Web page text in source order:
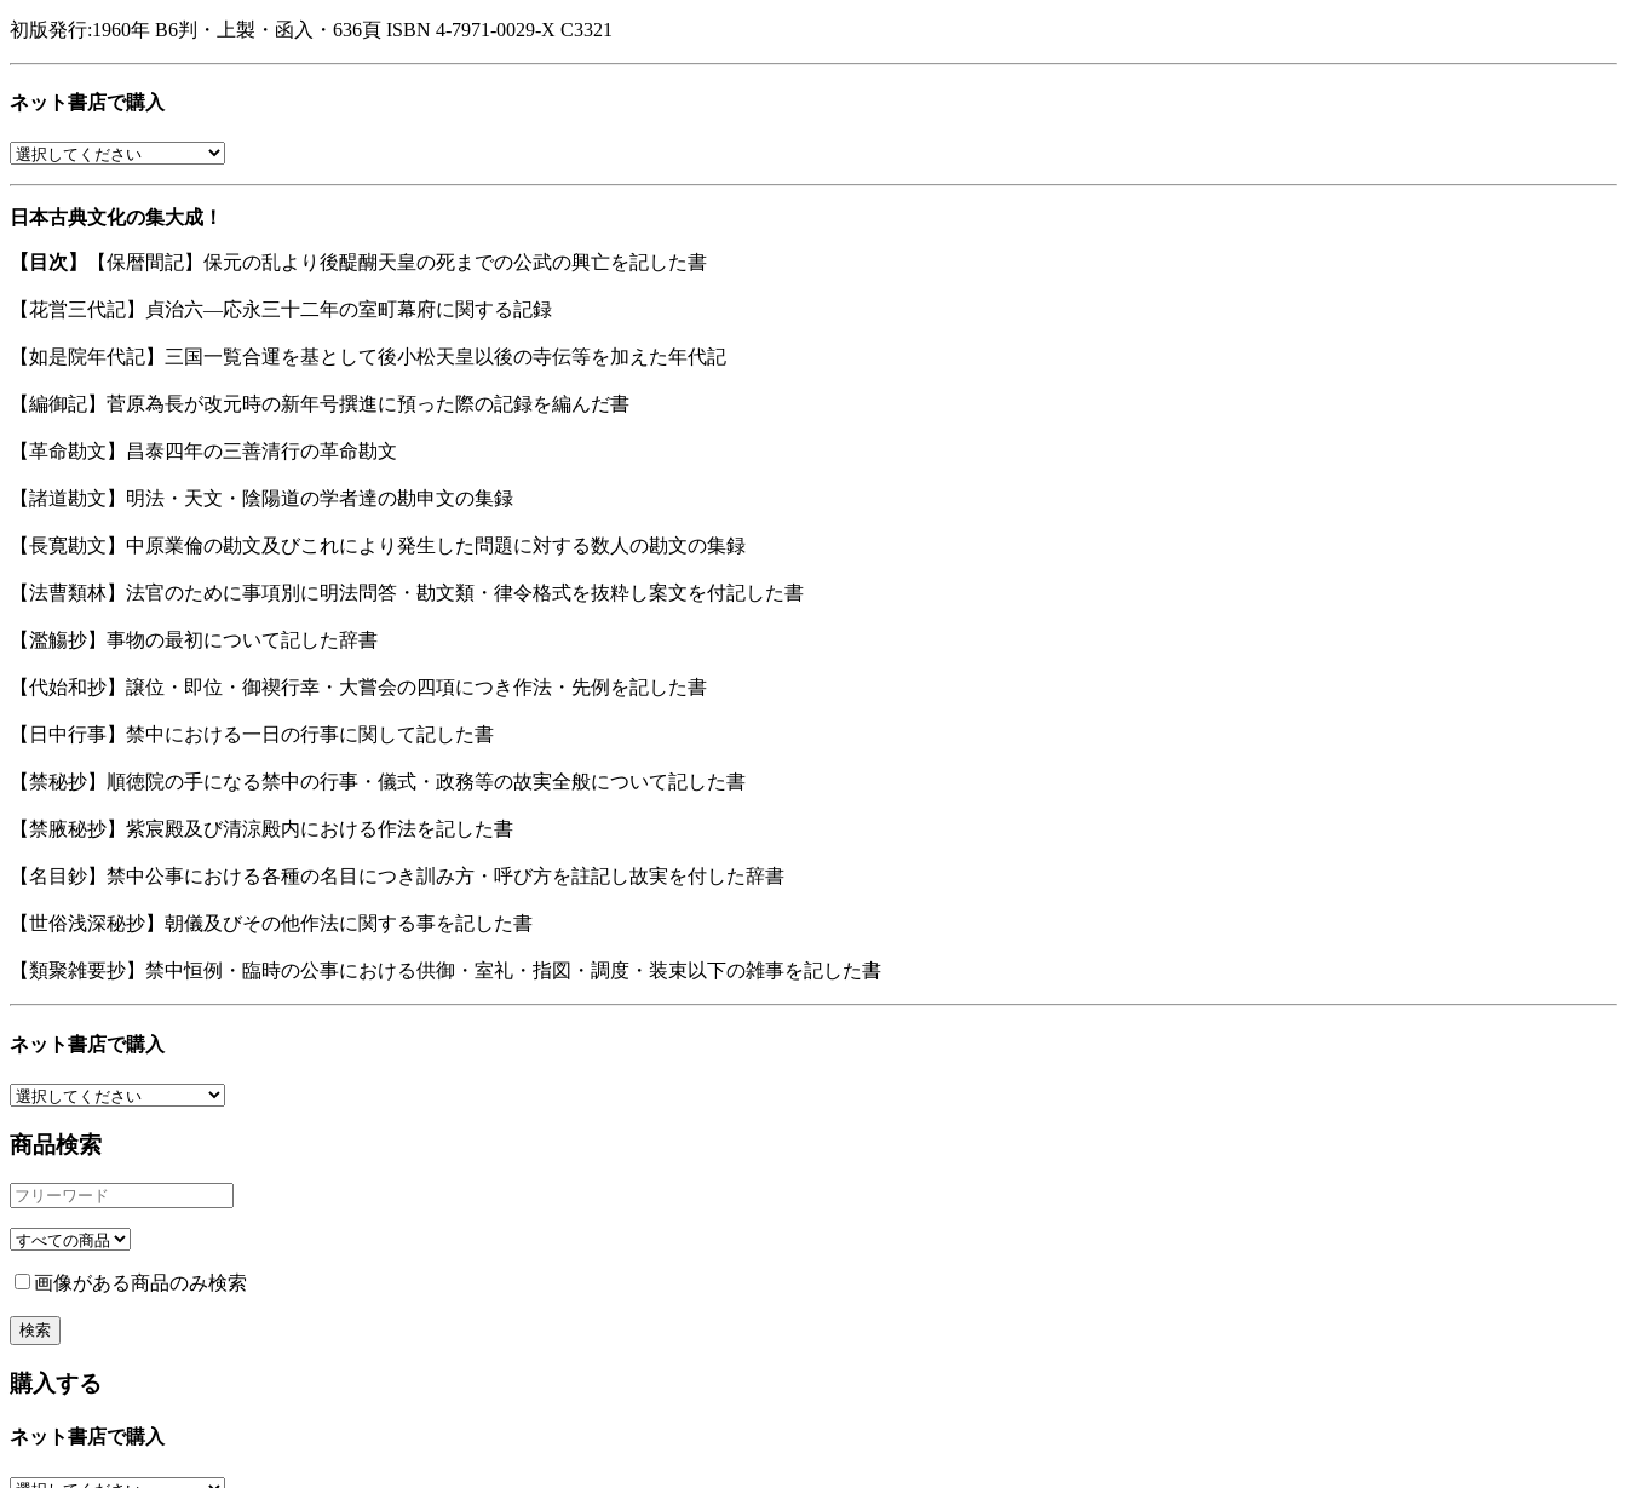
初版発行:1960年 B6判・上製・函入・636頁 ISBN 4-7971-0029-X C3321
ネット書店で購入
日本古典文化の集大成！
【目次】 【保暦間記】保元の乱より後醍醐天皇の死までの公武の興亡を記した書
【花営三代記】貞治六—応永三十二年の室町幕府に関する記録
【如是院年代記】三国一覧合運を基として後小松天皇以後の寺伝等を加えた年代記
【編御記】菅原為長が改元時の新年号撰進に預った際の記録を編んだ書
【革命勘文】昌泰四年の三善清行の革命勘文
【諸道勘文】明法・天文・陰陽道の学者達の勘申文の集録
【長寛勘文】中原業倫の勘文及びこれにより発生した問題に対する数人の勘文の集録
【法曹類林】法官のために事項別に明法問答・勘文類・律令格式を抜粋し案文を付記した書
【濫觴抄】事物の最初について記した辞書
【代始和抄】譲位・即位・御禊行幸・大嘗会の四項につき作法・先例を記した書
【日中行事】禁中における一日の行事に関して記した書
【禁秘抄】順徳院の手になる禁中の行事・儀式・政務等の故実全般について記した書
【禁腋秘抄】紫宸殿及び清涼殿内における作法を記した書
【名目鈔】禁中公事における各種の名目につき訓み方・呼び方を註記し故実を付した辞書
【世俗浅深秘抄】朝儀及びその他作法に関する事を記した書
【類聚雑要抄】禁中恒例・臨時の公事における供御・室礼・指図・調度・装束以下の雑事を記した書
ネット書店で購入
商品検索
画像がある商品のみ検索
購入する
ネット書店で購入